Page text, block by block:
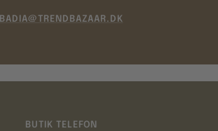
BADIA@TRENDBAZAAR.DK
BUTIK TELEFON